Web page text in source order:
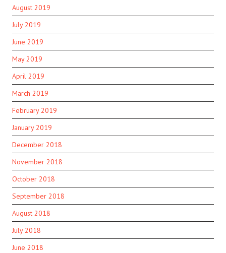
August 2019
July 2019
June 2019
May 2019
April 2019
March 2019
February 2019
January 2019
December 2018
November 2018
October 2018
September 2018
August 2018
July 2018
June 2018